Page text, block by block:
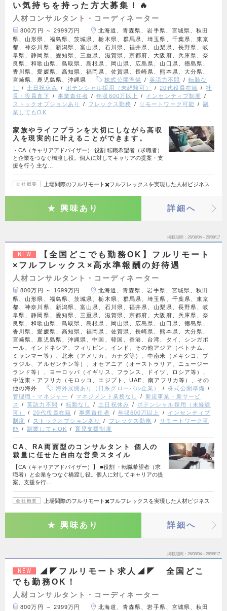
い気持ちを持った方大募集！🔥
人材コンサルタント・コーディネーター
800万円 ～ 2999万円
北海道、青森県、岩手県、宮城県、秋田
県、山形県、福島県、茨城県、栃木県、群馬県、埼玉県、千葉県、東京
都、神奈川県、新潟県、富山県、石川県、福井県、山梨県、長野県、岐
阜県、静岡県、愛知県、三重県、滋賀県、京都府、大阪府、兵庫県、奈
良県、和歌山県、鳥取県、島根県、岡山県、広島県、山口県、徳島県、
香川県、愛媛県、高知県、福岡県、佐賀県、長崎県、熊本県、大分県、
宮崎県、鹿児島県、沖縄県
株式公開準備 英語力不問
転勤な
し
土日祝休み ポテンシャル採用（未経験可） 20代役員在籍
社
長・役員直下
事業責任者 年収600万以上
インセンティブ制度
ストックオプションあり
フレックス勤務 リモートワーク可能
副
業してもOK
家族やライフプランを大切にしながら高収
入を現実的に叶えることができます。
・CA（キャリアアドバイザー） 役割 転職希望者（求職者）
と企業をつなぐ橋渡し役。個人に対してキャリアの提案・支
援を行う 主な…
会社概要 上場間際のフルリモート✖️フルフレックスを実現した人材ビジネス
興味あり 詳細へ
掲載期間 26/08/04～26/08/17
NEW
【全国どこでも勤務OK】フルリモート
×フルフレックス×高水準報酬の好待遇
人材コンサルタント・コーディネーター
800万円 ～ 1699万円
北海道、青森県、岩手県、宮城県、秋田
県、山形県、福島県、茨城県、栃木県、群馬県、埼玉県、千葉県、東京
都、神奈川県、新潟県、富山県、石川県、福井県、山梨県、長野県、岐
阜県、静岡県、愛知県、三重県、滋賀県、京都府、大阪府、兵庫県、奈
良県、和歌山県、鳥取県、島根県、岡山県、広島県、山口県、徳島県、
香川県、愛媛県、高知県、福岡県、佐賀県、長崎県、熊本県、大分県、
宮崎県、鹿児島県、沖縄県、中国、韓国、香港、台湾、タイ、シンガポ
ール、インドネシア、フィリピン、インド、その他アジア（ベトナム、
ミャンマー等）、北米（アメリカ、カナダ等）、中南米（メキシコ、ブ
ラジル、アルゼンチン等）、オセアニア（オーストラリア、ニュージー
ランド等）、ヨーロッパ（イギリス、フランス、ドイツ、ロシア等）、
中近東・アフリカ（モロッコ、エジプト、UAE、南アフリカ等）、その
他の海外
海外展開あり（日系グローバル企業）
株式公開準備
管理職・マネジャー
マネジメント業務なし
新規事業・新サービ
ス
英語力不問 転勤なし 土日祝休み
ポテンシャル採用（未経験
可）
20代役員在籍 事業責任者 年収600万以上
インセンティブ
制度
ストックオプションあり フレックス勤務
リモートワーク可
能
副業してもOK 育児支援制度
CA、RA両面型のコンサルタント 個人の
裁量に任せた自由な営業スタイル
【CA（キャリアアドバイザー）】 ■役割 ・転職希望者（求
職者）と企業をつなぐ橋渡し役。個人に対してキャリアの提
案、支援を行…
会社概要 上場間際のフルリモート✖️フルフレックスを実現した人材ビジネス
興味あり 詳細へ
掲載期間 26/08/04～26/08/17
NEW
◢◤フルリモート求人◢◤ 全国どこ
でも勤務OK！
人材コンサルタント・コーディネーター
800万円 ～ 2999万円
北海道、青森県、岩手県、宮城県、秋田